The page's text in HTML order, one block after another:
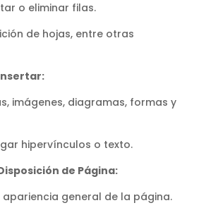
o eliminar filas.
de hojas, entre otras
imágenes, diagramas, formas y
hipervínculos o texto.
de Página:
apariencia general de la página.